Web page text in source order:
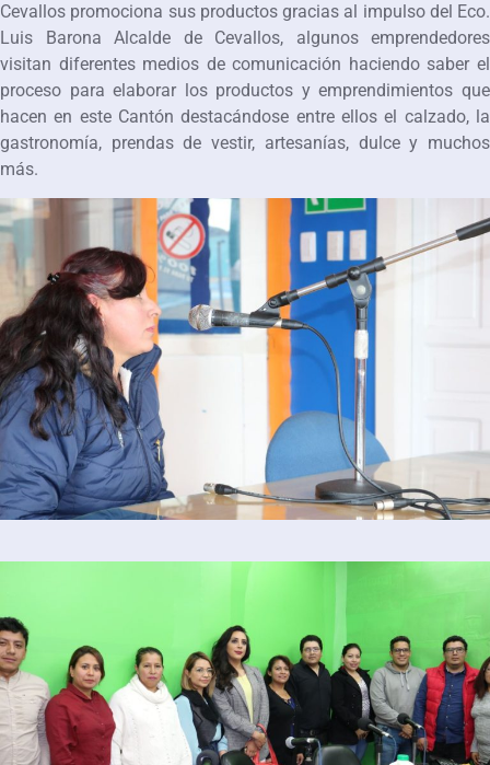
Cevallos promociona sus productos gracias al impulso del Eco.
Luis Barona Alcalde de Cevallos, algunos emprendedores
visitan diferentes medios de comunicación haciendo saber el
proceso para elaborar los productos y emprendimientos que
hacen en este Cantón destacándose entre ellos el calzado, la
gastronomía, prendas de vestir, artesanías, dulce y muchos
más.